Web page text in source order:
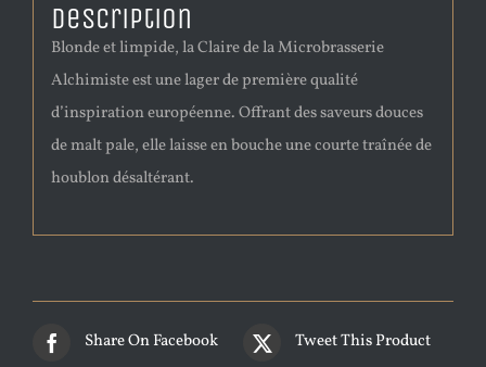
Description
Blonde et limpide, la Claire de la Microbrasserie
Alchimiste est une lager de première qualité
d’inspiration européenne. Offrant des saveurs douces
de malt pale, elle laisse en bouche une courte traînée de
houblon désaltérant.
Share On Facebook Tweet This Product